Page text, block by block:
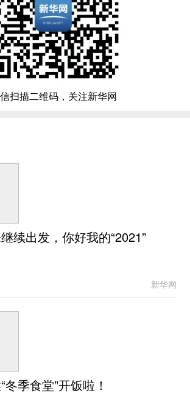
扫描二维码，关注新华网
续出发，你好我的“2021”
新华网
冬季食堂”开饭啦！